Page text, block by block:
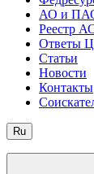
АО и
Реестр
Ответы
Статьи
Новости
Контакты
Ru